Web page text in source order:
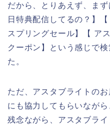
だから、とりあえず、ま
日特典配信してるの？】
スプリングセール】【 ア
クーポン】という感じで
た。
ただ、アスタブライトの
にも協力してもらいなが
残念ながら、アスタブラ